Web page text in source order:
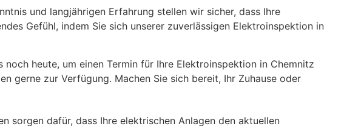
und langjährigen Erfahrung stellen wir sicher, dass Ihre
Gefühl, indem Sie sich unserer zuverlässigen Elektroinspektion in
heute, um einen Termin für Ihre Elektroinspektion in Chemnitz
gerne zur Verfügung. Machen Sie sich bereit, Ihr Zuhause oder
sorgen dafür, dass Ihre elektrischen Anlagen den aktuellen